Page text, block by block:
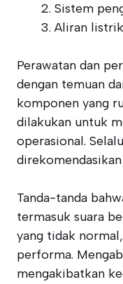
Sistem
Aliran
Perawatan dan
dengan temuan
komponen yang
dilakukan untuk
operasional.
Tanda-tanda
termasuk suara
yang tidak
performa.
mengakibatkan